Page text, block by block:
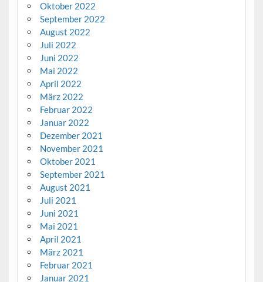
Oktober 2022
September 2022
August 2022
Juli 2022
Juni 2022
Mai 2022
April 2022
März 2022
Februar 2022
Januar 2022
Dezember 2021
November 2021
Oktober 2021
September 2021
August 2021
Juli 2021
Juni 2021
Mai 2021
April 2021
März 2021
Februar 2021
Januar 2021